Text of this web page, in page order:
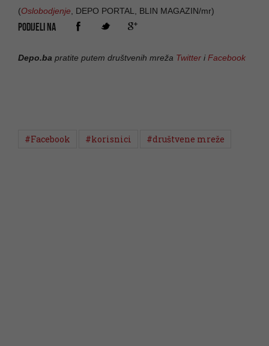
(Oslobodjenje , DEPO PORTAL, BLIN MAGAZIN/mr)
PODIJELI NA
Depo.ba pratite putem društvenih mreža Twitter iFacebook
#Facebook #korisnici #društvene mreže